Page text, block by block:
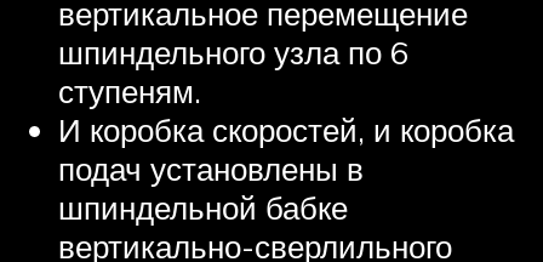
вертикальное перемещение
шпиндельного узла по 6
ступеням.
И коробка скоростей, и коробка
подач установлены в
шпиндельной бабке
вертикально-сверлильного